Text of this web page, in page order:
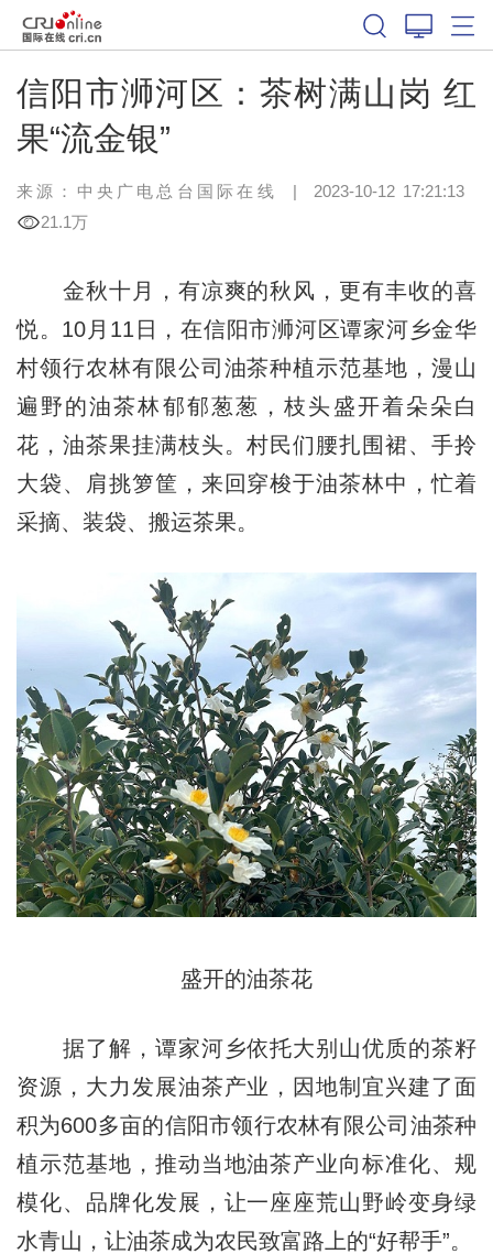
信阳市浉河区：茶树满山岗 红
果“流金银”
来源：中央广电总台国际在线 | 2023-10-12 17:21:13
21.1万
金秋十月，有凉爽的秋风，更有丰收的喜
悦。10月11日，在信阳市浉河区谭家河乡金华
村领行农林有限公司油茶种植示范基地，漫山
遍野的油茶林郁郁葱葱，枝头盛开着朵朵白
花，油茶果挂满枝头。村民们腰扎围裙、手拎
大袋、肩挑箩筐，来回穿梭于油茶林中，忙着
采摘、装袋、搬运茶果。
盛开的油茶花
据了解，谭家河乡依托大别山优质的茶籽
资源，大力发展油茶产业，因地制宜兴建了面
积为600多亩的信阳市领行农林有限公司油茶种
植示范基地，推动当地油茶产业向标准化、规
模化、品牌化发展，让一座座荒山野岭变身绿
水青山，让油茶成为农民致富路上的“好帮手”。